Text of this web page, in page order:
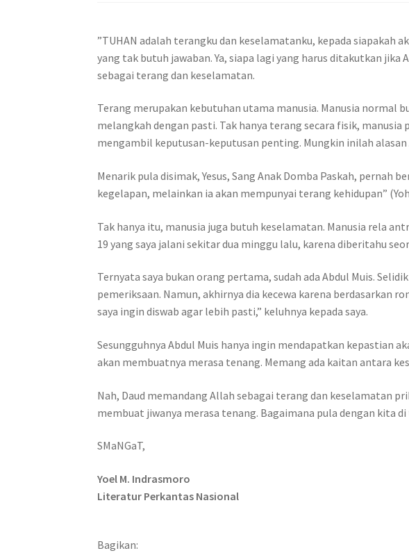
”TUHAN adalah terangku dan keselamatanku, kepada siapakah
yang tak butuh jawaban. Ya, siapa lagi yang harus ditakutkan
sebagai terang dan keselamatan.
Terang merupakan kebutuhan utama manusia. Manusia
melangkah dengan pasti. Tak hanya terang secara fisik,
mengambil keputusan-keputusan penting. Mungkin inilah
Menarik pula disimak, Yesus, Sang Anak Domba Paskah, pernah
kegelapan, melainkan ia akan mempunyai terang kehidupan”
Tak hanya itu, manusia juga butuh keselamatan. Manusia rela
19 yang saya jalani sekitar dua minggu lalu, karena diberitahu
Ternyata saya bukan orang pertama, sudah ada Abdul Muis.
pemeriksaan. Namun, akhirnya dia kecewa karena berdasarkan
saya ingin diswab agar lebih pasti,” keluhnya kepada saya.
Sesungguhnya Abdul Muis hanya ingin mendapatkan kepastian
akan membuatnya merasa tenang. Memang ada kaitan antara
Nah, Daud memandang Allah sebagai terang dan keselamatan
membuat jiwanya merasa tenang. Bagaimana pula dengan kita
SMaNGaT,
Yoel M. Indrasmoro
Literatur Perkantas Nasional
Bagikan: